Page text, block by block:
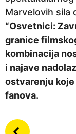
Marvelovih sila
“Osvetnici:
granice
kombinacija
i najave
ostvarenju
fanova.
P